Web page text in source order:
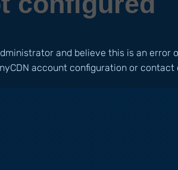
and believe this is an error
account configuration or